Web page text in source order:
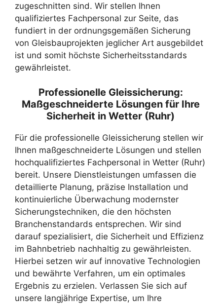
zugeschnitten sind. Wir stellen Ihnen
qualifiziertes Fachpersonal zur Seite, das
fundiert in der ordnungsgemäßen Sicherung
von Gleisbauprojekten jeglicher Art ausgebildet
ist und somit höchste Sicherheitsstandards
gewährleistet.
Professionelle Gleissicherung:
Maßgeschneiderte Lösungen für Ihre
Sicherheit in Wetter (Ruhr)
Für die professionelle Gleissicherung stellen wir
Ihnen maßgeschneiderte Lösungen und stellen
hochqualifiziertes Fachpersonal in Wetter (Ruhr)
bereit. Unsere Dienstleistungen umfassen die
detaillierte Planung, präzise Installation und
kontinuierliche Überwachung modernster
Sicherungstechniken, die den höchsten
Branchenstandards entsprechen. Wir sind
darauf spezialisiert, die Sicherheit und Effizienz
im Bahnbetrieb nachhaltig zu gewährleisten.
Hierbei setzen wir auf innovative Technologien
und bewährte Verfahren, um ein optimales
Ergebnis zu erzielen. Verlassen Sie sich auf
unsere langjährige Expertise, um Ihre